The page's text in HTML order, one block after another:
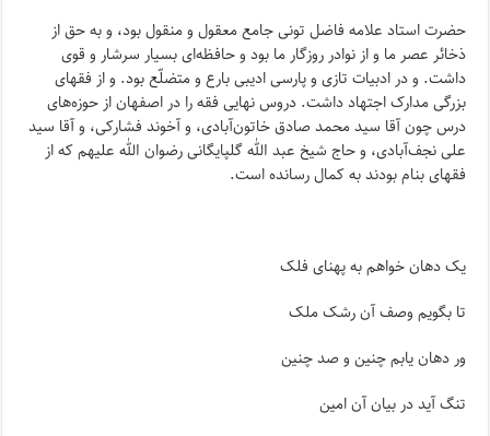
حضرت استاد علامه فاضل تونى جامع معقول و منقول بود، و به حق از
ذخائر عصر ما و از نوادر روزگار ما بود و حافظه‌اى بسیار سرشار و قوى
داشت. و در ادبیات تازى و پارسى ادیبى بارع و متضلّع بود. و از فقهاى
بزرگى مدارک اجتهاد داشت. دروس نهایى فقه را در اصفهان از حوزه‌هاى
درس چون آقا سید محمد صادق خاتون‌آبادى، و آخوند فشارکى، و آقا سید
على نجف‌آبادى، و حاج شیخ عبد الله گلپایگانى رضوان الله علیهم که از
فقهاى بنام بودند به کمال رسانده است.
یک دهان خواهم به پهناى فلک‌
تا بگویم وصف آن رشک ملک‌
ور دهان یابم چنین و صد چنین‌
تنگ آید در بیان آن امین‌